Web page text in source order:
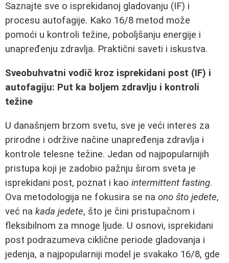
Saznajte sve o isprekidanoj gladovanju (IF) i
procesu autofagije. Kako 16/8 metod može
pomoći u kontroli težine, poboljšanju energije i
unapređenju zdravlja. Praktični saveti i iskustva.
Sveobuhvatni vodič kroz isprekidani post (IF) i
autofagiju: Put ka boljem zdravlju i kontroli
težine
U današnjem brzom svetu, sve je veći interes za
prirodne i održive načine unapređenja zdravlja i
kontrole telesne težine. Jedan od najpopularnijih
pristupa koji je zadobio pažnju širom sveta je
isprekidani post, poznat i kao intermittent fasting.
Ova metodologija ne fokusira se na ono što jedete,
već na kada jedete, što je čini pristupačnom i
fleksibilnom za mnoge ljude. U osnovi, isprekidani
post podrazumeva ciklične periode gladovanja i
jedenja, a najpopularniji model je svakako 16/8, gde